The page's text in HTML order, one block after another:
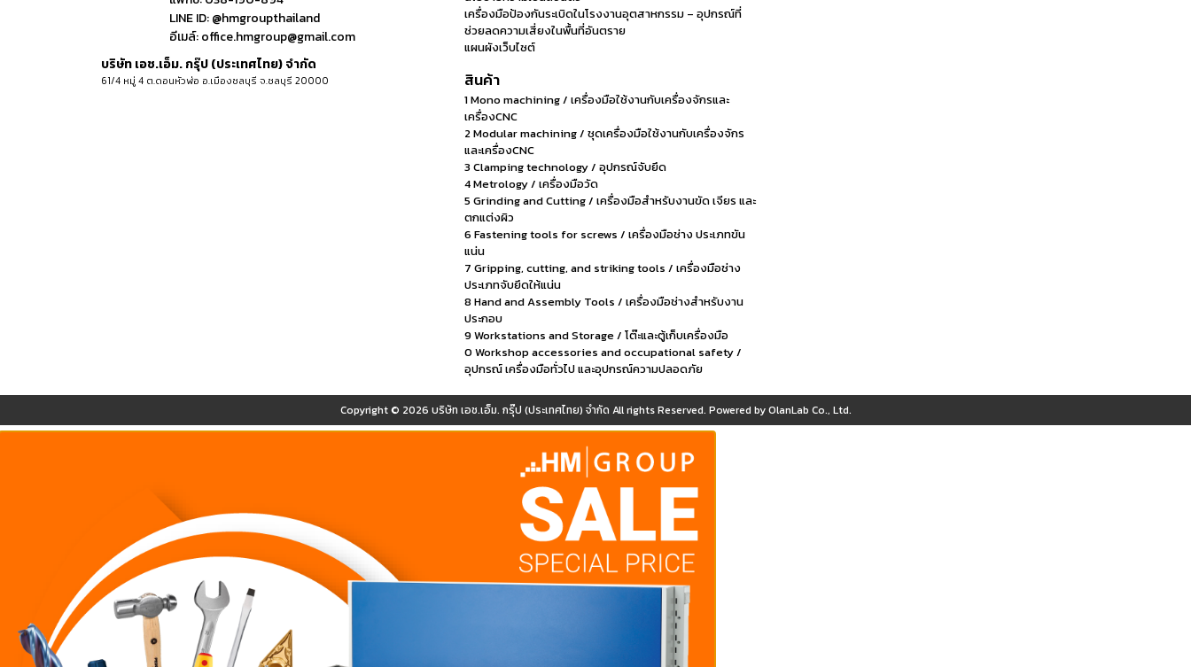
LINE ID:@hmgroupthailand
อีเมล์:office.hmgroup@gmail.com
บริษัท เอช.เอ็ม. กรุ๊ป (ประเทศไทย) จำกัด
61/4 หมู่ 4 ต.ดอนหัวฬ่อ อ.เมืองชลบุรี จ.ชลบุรี 20000
เครื่องมือป้องกันระเบิดในโรงงานอุตสาหกรรม – อุปกรณ์ที่
ช่วยลดความเสี่ยงในพื้นที่อันตราย
แผนผังเว็บไซต์
สินค้า
1 Mono machining / เครื่องมือใช้งานกับเครื่องจักรและ
เครื่องCNC
2 Modular machining / ชุดเครื่องมือใช้งานกับเครื่องจักร
และเครื่องCNC
3 Clamping technology / อุปกรณ์จับยึด
4 Metrology / เครื่องมือวัด
5 Grinding and Cutting / เครื่องมือสำหรับงานขัด เจียร และ
ตกแต่งผิว
6 Fastening tools for screws / เครื่องมือช่าง ประเภทขัน
แน่น
7 Gripping, cutting, and striking tools / เครื่องมือช่าง
ประเภทจับยึดให้แน่น
8 Hand and Assembly Tools / เครื่องมือช่างสำหรับงาน
ประกอบ
9 Workstations and Storage / โต๊ะและตู้เก็บเครื่องมือ
0 Workshop accessories and occupational safety /
อุปกรณ์ เครื่องมือทั่วไป และอุปกรณ์ความปลอดภัย
Copyright © 2026 บริษัท เอช.เอ็ม. กรุ๊ป (ประเทศไทย) จำกัด All rights Reserved. Powered byOlanLab Co., Ltd.